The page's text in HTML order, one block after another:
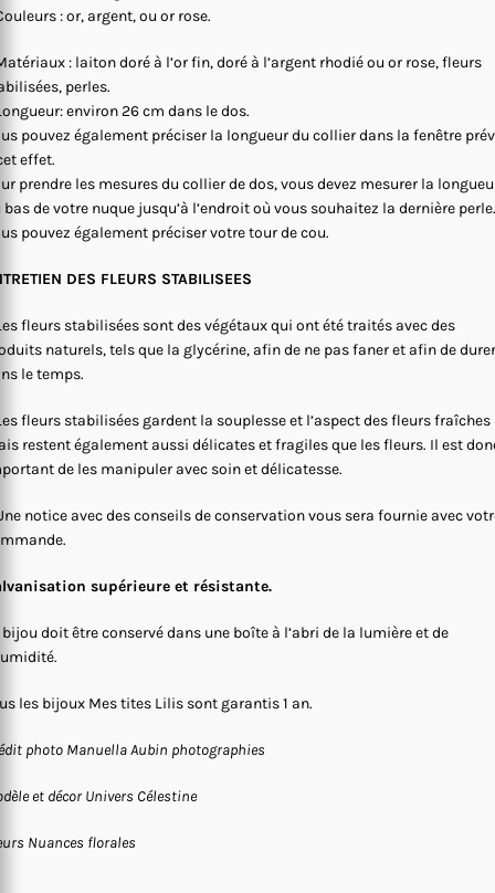
: or, argent, ou or rose.
: laiton doré à l’or fin, doré à l’argent rhodié ou or rose, fleurs
perles.
environ 26 cm dans le dos.
pouvez également préciser la longueur du collier dans la fenêtre
effet.
prendre les mesures du collier de dos, vous devez mesurer la
bas de votre nuque jusqu’à l’endroit où vous souhaitez la dernière perle.
pouvez également préciser votre tour de cou.
DES FLEURS STABILISEES
fleurs stabilisées sont des végétaux qui ont été traités avec des
naturels, tels que la glycérine, afin de ne pas faner et afin de durer
le temps.
fleurs stabilisées gardent la souplesse et l’aspect des fleurs fraîches
restent également aussi délicates et fragiles que les fleurs. Il est
de les manipuler avec soin et délicatesse.
notice avec des conseils de conservation vous sera fournie avec
supérieure et résistante.
bijou doit être conservé dans une boîte à l’abri de la lumière et de
les bijoux Mes tites Lilis sont garantis 1 an.
photo Manuella Aubin photographies
et décor Univers Célestine
Nuances florales